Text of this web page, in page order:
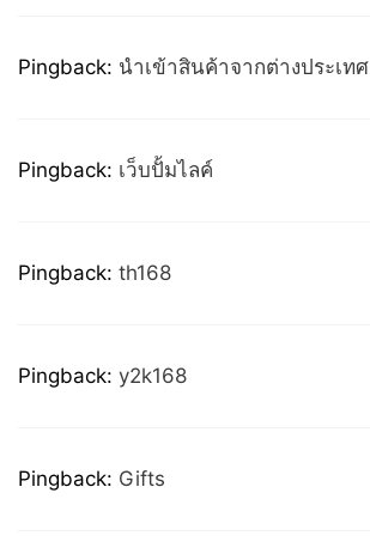
Pingback: นำเข้าสินค้าจากต่างประเทศ
Pingback: เว็บปั้มไลค์
Pingback: th168
Pingback: y2k168
Pingback: Gifts